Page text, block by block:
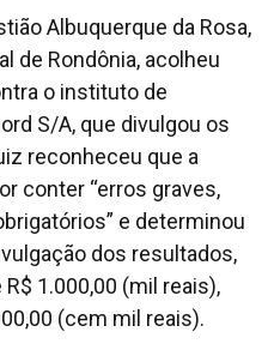
Albuquerque da Rosa,
de Rondônia, acolheu
o instituto de
S/A, que divulgou os
reconheceu que a
conter “erros graves,
e determinou
dos resultados,
1.000,00 (mil reais),
(cem mil reais).